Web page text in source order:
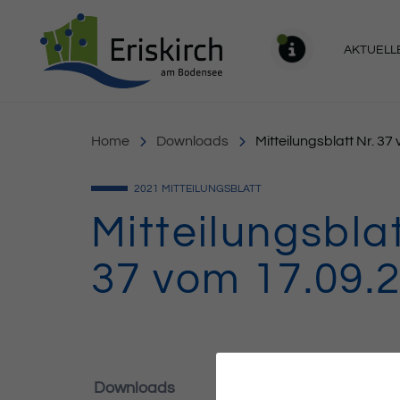
Home Downloads Mitteilungsblatt Nr. 37
2021 MITTEILUNGSBLATT
37 vom
Downloads